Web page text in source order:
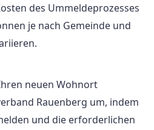
des Ummeldeprozesses
je nach Gemeinde und
neuen Wohnort
Rauenberg um, indem
und die erforderlichen